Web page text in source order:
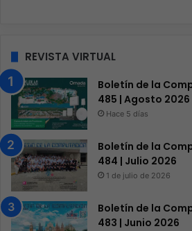
REVISTA VIRTUAL
Boletín de la
485 | Agosto 2026
Hace 5 días
Boletín de la
484 | Julio 2026
1 de julio de 2026
Boletín de la
483 | Junio 2026